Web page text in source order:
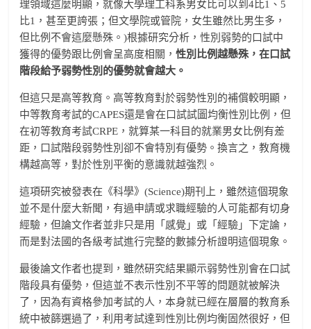
理領域這麼明顯，就像大學理工科系男女比可以到4比1、5
比1，甚至更誇張；但文學院或管院，女生雖然比男生多，
但比例不會這麼懸殊。)根據研究分析，性別弱勢的口試中
獲得的優勢跟比例會呈高度相關，性別比例越懸殊，在口試
階段給予弱勢性別的優勢就會越大。
但這只是高等教育。高等教育對於弱勢性別的補償較明顯，
中等教育考試的CAPES還是會在口試試圖均衡性別比例，但
在初等教育考試CRPE，就算某一科目的就業男女比例有差
距，口試階段弱勢性別卻不會特別有優勢。換言之，教育機
構越高等，對於性別平衡的意識就越強烈。
這項研究被發表在《科學》(Science)期刊上，雖然這個現象
並不是什麼大新聞，有過申請或求職經驗的人可能都有切身
經驗，但論文作者並非只是用「感覺」或「經驗」下定論，
而是對法國的各級考試進行完整的數據分析證明這個現象。
最後論文作者也提到，雖然研究結果顯示弱勢性別會在口試
階段具有優勢，但這並不表示性別不平等的問題就被解決
了，因為有資格參加考試的人，本身就已經在層層的教育系
統中被篩選過了，利用考試達到性別比例均衡固然很好，但